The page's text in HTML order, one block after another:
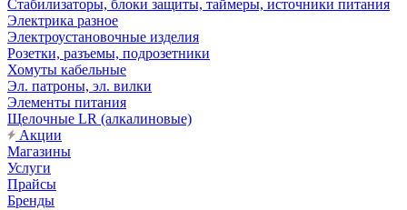
Стабилизаторы, блоки защиты, таймеры, источники питания
Электрика разное
Электроустановочные изделия
Розетки, разъемы, подрозетники
Хомуты кабельные
Эл. патроны, эл. вилки
Элементы питания
Щелочные LR (алкалиновые)
Акции
Магазины
Услуги
Прайсы
Бренды